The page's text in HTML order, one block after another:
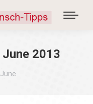
June 2013
June